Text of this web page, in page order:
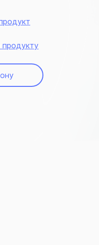
продукту